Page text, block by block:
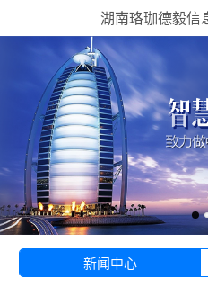
湖南珞珈德毅信
新闻中心